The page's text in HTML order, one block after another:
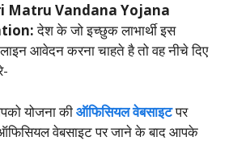
Matru Vandana Yojana
देश के जो इच्छुक लाभार्थी इस
आवेदन करना चाहते है तो वह नीचे दिए
योजना कीऑफिसियल वेबसाइटपर
ऑफिसियल वेबसाइट पर जाने के बाद आपके